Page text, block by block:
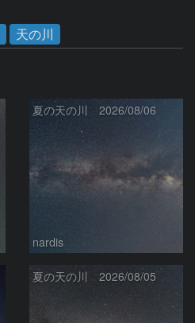
天の川
夏の天の川 2026/08/06
nardis
夏の天の川 2026/08/05